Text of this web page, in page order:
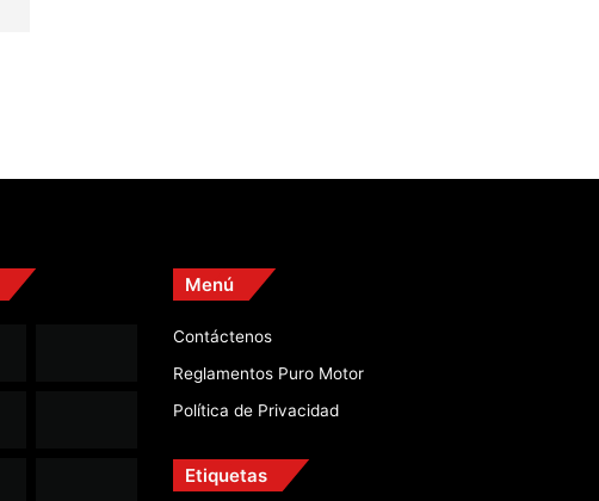
Menú
Contáctenos
Reglamentos Puro Motor
Política de Privacidad
Etiquetas